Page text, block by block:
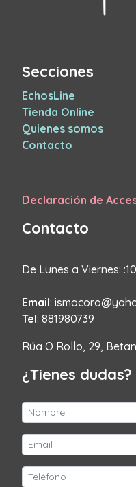
Secciones
EchosLine
Tienda Online
Quienes somos
Contacto
Declaración de
Contacto
De Lunes a Viernes:
Email:
Tel: 881980739
Rúa O Rollo, 29,
¿Tienes dudas?